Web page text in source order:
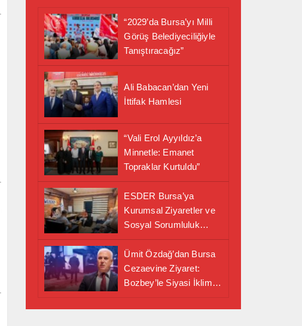
“2029’da Bursa’yı Milli
Görüş Belediyeciliğiyle
Tanıştıracağız”
Ali Babacan’dan Yeni
İttifak Hamlesi
“Vali Erol Ayyıldız’a
Minnetle: Emanet
Topraklar Kurtuldu”
ESDER Bursa’ya
Kurumsal Ziyaretler ve
Sosyal Sorumluluk
Alanında Önemli İş
Birliği Adımı
Ümit Özdağ’dan Bursa
Cezaevine Ziyaret:
Bozbey’le Siyasi İklim